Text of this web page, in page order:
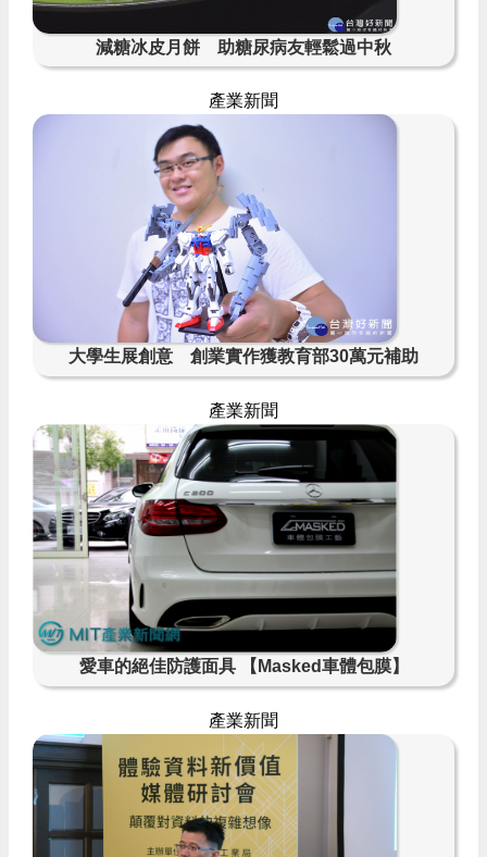
減糖冰皮月餅 助糖尿病友輕鬆過中秋
產業新聞
大學生展創意 創業實作獲教育部30萬元補助
產業新聞
愛車的絕佳防護面具 【Masked車體包膜】
產業新聞